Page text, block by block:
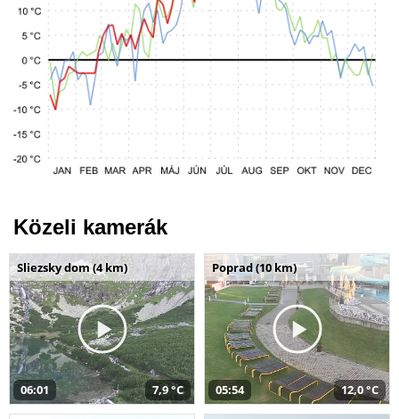
Közeli kamerák
Sliezsky dom (4 km)
06:01 7,9 °C
Poprad (10 km)
05:54 12,0 °C